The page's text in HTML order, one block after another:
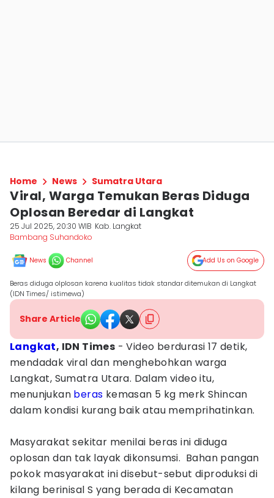
Home News Sumatra Utara
Viral, Warga Temukan Beras Diduga
Oplosan Beredar di Langkat
25 Jul 2025, 20:30 WIB Kab. Langkat
Bambang Suhandoko
News Channel Add Us on Google
Beras diduga olplosan karena kualitas tidak standar ditemukan di Langkat
(IDN Times/ istimewa)
Share Article
Langkat, IDN Times - Video berdurasi 17 detik,
mendadak viral dan menghebohkan warga
Langkat, Sumatra Utara. Dalam video itu,
menunjukan beras kemasan 5 kg merk Shincan
dalam kondisi kurang baik atau memprihatinkan.
Masyarakat sekitar menilai beras ini diduga
oplosan dan tak layak dikonsumsi. Bahan pangan
pokok masyarakat ini disebut-sebut diproduksi di
kilang berinisal S yang berada di Kecamatan